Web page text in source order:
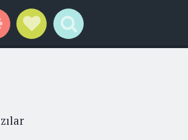
WidgetsSocial Links
Search